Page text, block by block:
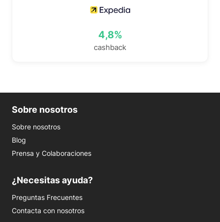
4,8%
cashback
Sobre nosotros
Sobre nosotros
Blog
Prensa y Colaboraciones
¿Necesitas ayuda?
Preguntas Frecuentes
Contacta con nosotros